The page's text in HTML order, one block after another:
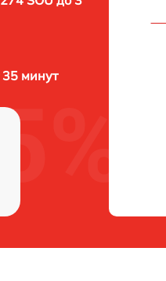
минут